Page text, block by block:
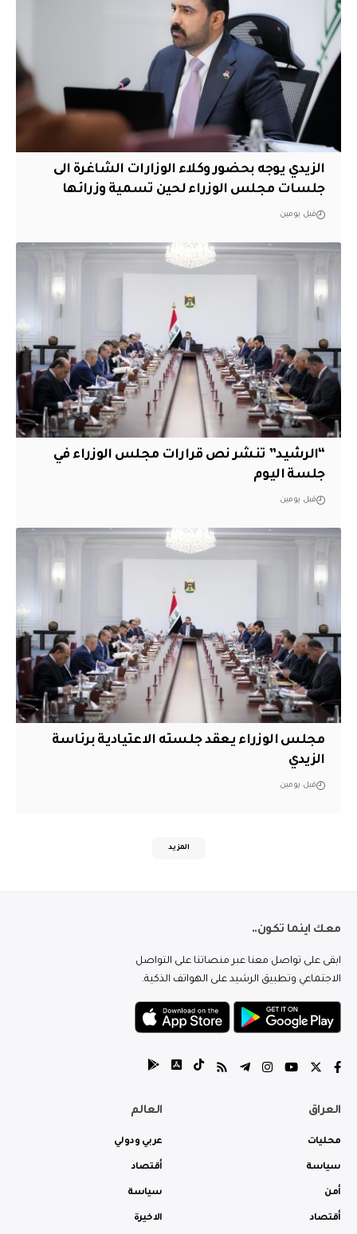
الزيدي يوجه بحضور وكلاء الوزارات الشاغرة الى
جلسات مجلس الوزراء لحين تسمية وزرائها
قبل يومين
“الرشيد” تنشر نص قرارات مجلس الوزراء في
جلسة اليوم
قبل يومين
مجلس الوزراء يعقد جلسته الاعتيادية برئاسة
الزيدي
قبل يومين
المزيد
معك اينما تكون..
ابقى على تواصل معنا عبر منصاتنا على التواصل
الاجتماعي وتطبيق الرشيد على الهواتف الذكية.
العراق
محليات
سياسة
أمن
أقتصاد
العالم
عربي ودولي
أقتصاد
سياسة
الاخيرة